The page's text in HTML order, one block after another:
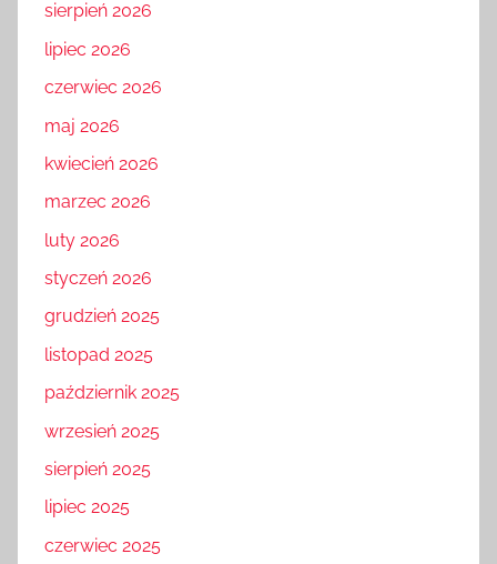
sierpień 2026
lipiec 2026
czerwiec 2026
maj 2026
kwiecień 2026
marzec 2026
luty 2026
styczeń 2026
grudzień 2025
listopad 2025
październik 2025
wrzesień 2025
sierpień 2025
lipiec 2025
czerwiec 2025